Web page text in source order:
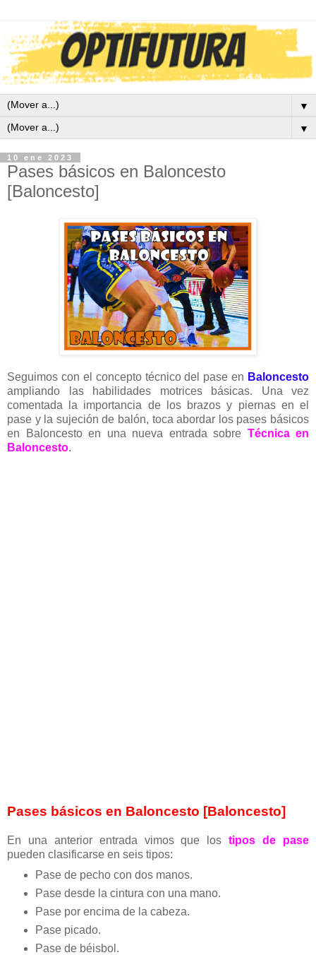
▼
▼
10 ene 2023
Pases básicos en Baloncesto
[Baloncesto]
Seguimos con el concepto técnico del pase en Baloncesto
ampliando las habilidades motrices básicas. Una vez
comentada la importancia de los brazos y piernas en el
pase y la sujeción de balón, toca abordar los pases básicos
en Baloncesto en una nueva entrada sobre Técnica en
Baloncesto.
Pases básicos en Baloncesto [Baloncesto]
En una anterior entrada vimos que lostipos de pase
pueden clasificarse en seis tipos:
Pase de pecho con dos manos.
Pase desde la cintura con una mano.
Pase por encima de la cabeza.
Pase picado.
Pase de béisbol.